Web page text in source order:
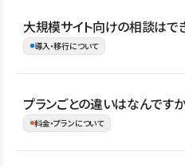
はい。既存サイトの構成やコンテ
Studio上に再構築する形で移行で
イト全体のデザインや設定がその
め、移行後にページ構成やデザイ
大規模サイト向けの相談はで
導入・移行について
はい。アクセス規模が大きいサイ
理、セキュリティ確認、既存シ
プランごとの違いはなんです
料金・プランについて